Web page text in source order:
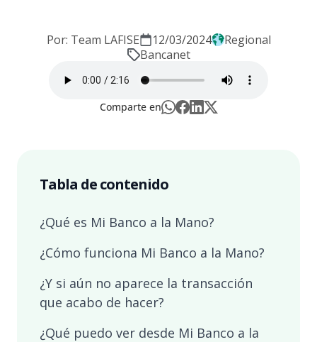
Por: Team LAFISE 12/03/2024
Regional
Bancanet
Comparte en
Tabla de contenido
¿Qué es Mi Banco a la Mano?
¿Cómo funciona Mi Banco a la Mano?
¿Y si aún no aparece la transacción
que acabo de hacer?
¿Qué puedo ver desde Mi Banco a la